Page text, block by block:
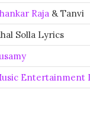
Raja & Tanvi
Solla Lyrics
Entertainment